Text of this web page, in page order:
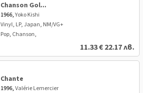
Chanson Gol...
1966,Yoko Kishi
Vinyl, LP, Japan, NM/VG+
Pop, Chanson,
11.33€22.17 лв.
Chante
1996,Valérie Lemercier